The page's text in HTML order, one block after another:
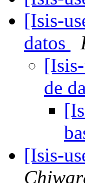
[Isis-
datos
de
[Isis-